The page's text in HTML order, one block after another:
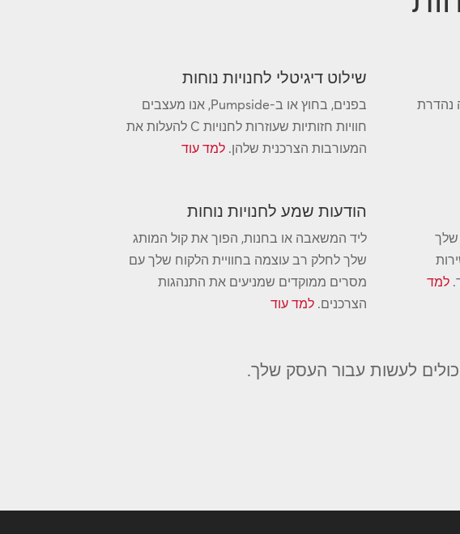
שילוט דיגיטלי לחנויות נוחות
בפנים, בחוץ או ב-Pumpside, אנו מעצבים
חוויות חזותיות שעוזרות לחנויות C להעלות את
המעורבות הצרכנית שלהן. למד עוד
נהדרת
הודעות שמע לחנויות נוחות
ליד המשאבה או בחנות, הפוך את קול המותג
שלך לחלק רב עוצמה בחוויית הלקוח שלך עם
מסרים ממוקדים שמניעים את התנהגות
הצרכנים. למד עוד
שלך
למד
לעשות עבור העסק שלך.